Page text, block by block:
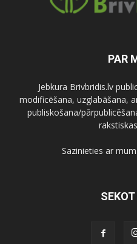
PAR
Jebkura Brivbridis.lv
modificēšana, uzglabāšana,
publiskošana/
Sazinieties ar